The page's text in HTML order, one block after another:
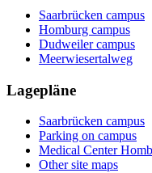
Saarbrücken campus
Homburg campus
Dudweiler campus
Meerwiesertalweg
Lagepläne
Saarbrücken campus
Parking on campus
Medical Center
Other site maps